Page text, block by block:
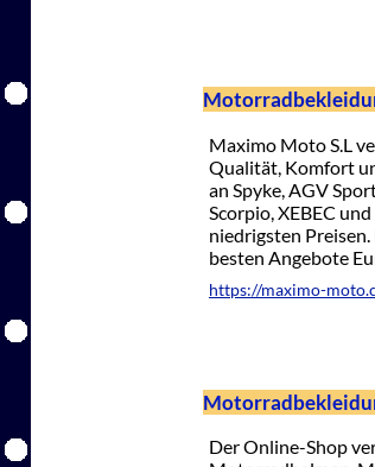
Maximo Moto S.L
Qualität, Komfort
an Spyke, AGV
Scorpio, XEBEC
niedrigsten
besten Angebote
https://maximo-
Der Online-Shop